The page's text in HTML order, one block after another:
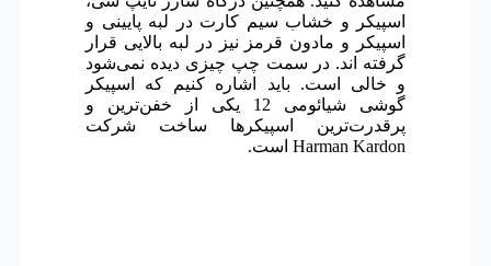
اسپیکر و خشاب سیم کارت در لبه پایینی و
اسپیکر و مادون قرمز نیز در لبه بالایی قرار
گرفته اند. در سمت چپ چیزی دیده نمی‌شود
و خالی است. باید اشاره کنیم که
اسپیکر
گوشی شیائومی 12 یکی از خفن‌ترین و
پرقدرت‌ترین اسپیکرها ساخت شرکت
Harman Kardon است.